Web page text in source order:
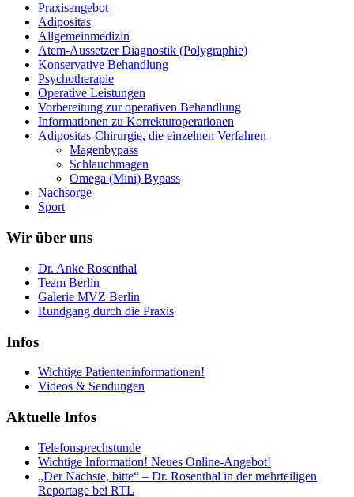
Praxisangebot
Adipositas
Allgemeinmedizin
Atem-Aussetzer Diagnostik (Polygraphie)
Konservative Behandlung
Psychotherapie
Operative Leistungen
Vorbereitung zur operativen Behandlung
Informationen zu Korrekturoperationen
Adipositas-Chirurgie, die einzelnen Verfahren
Magenbypass
Schlauchmagen
Omega (Mini) Bypass
Nachsorge
Sport
Wir über uns
Dr. Anke Rosenthal
Team Berlin
Galerie MVZ Berlin
Rundgang durch die Praxis
Infos
Wichtige Patienteninformationen!
Videos & Sendungen
Aktuelle Infos
Telefonsprechstunde
Wichtige Information! Neues Online-Angebot!
„Der Nächste, bitte“ – Dr. Rosenthal in der mehrteiligen
Reportage bei RTL